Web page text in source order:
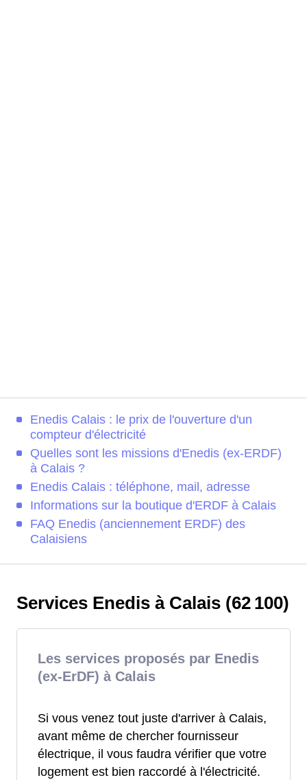
Enedis Calais : le prix de l'ouverture d'un
compteur d'électricité
Quelles sont les missions d'Enedis (ex-ERDF)
à Calais ?
Enedis Calais : téléphone, mail, adresse
Informations sur la boutique d'ERDF à Calais
FAQ Enedis (anciennement ERDF) des
Calaisiens
Services Enedis à Calais (62 100)
Les services proposés par Enedis
(ex-ErDF) à Calais
Si vous venez tout juste d'arriver à Calais,
avant même de chercher fournisseur
électrique, il vous faudra vérifier que votre
logement est bien raccordé à l'électricité.